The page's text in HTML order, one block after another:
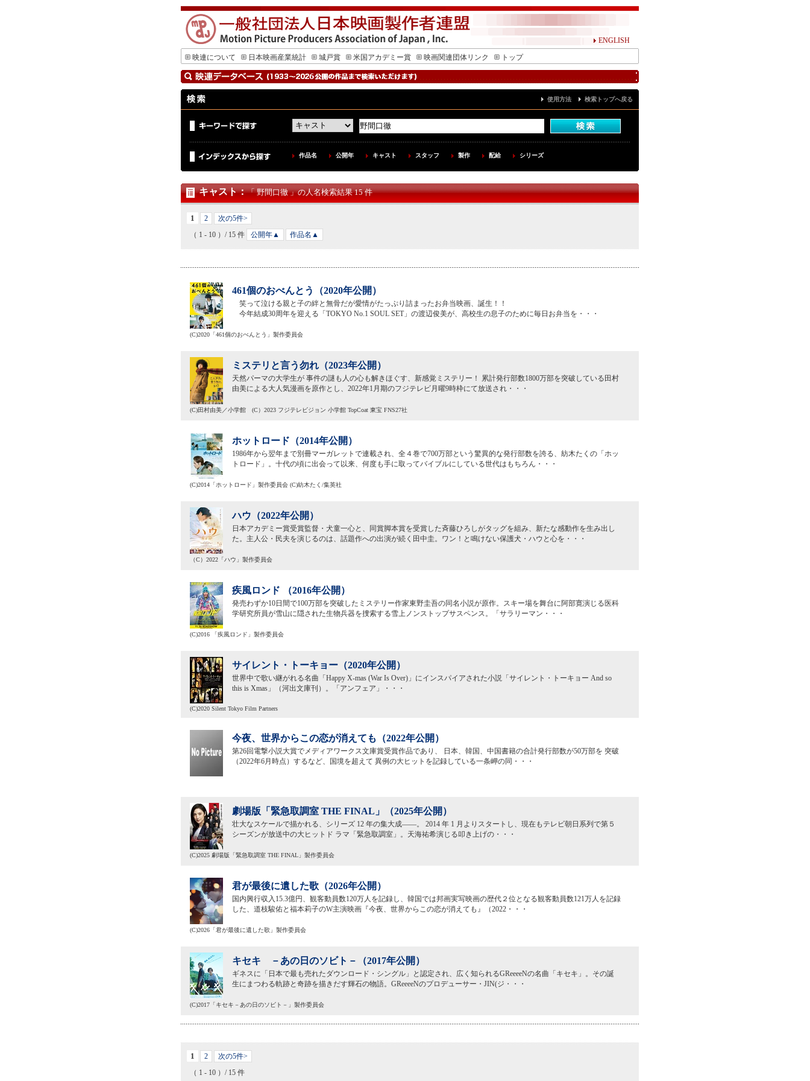
ENGLISH
映連について
日本映画産業統計 城戸賞 米国アカデミー賞 映画関連団体リンク トップ
使用方法 検索トップへ戻る
作品名 公開年 キャスト スタッフ 製作 配給 シリーズ
キャスト：「 野間口徹 」の人名検索結果 15 件
1 2
次の5件>
（ 1 - 10 ）/ 15 件
公開年▲ 作品名▲
461個のおべんとう（2020年公開）
笑って泣ける親と子の絆と無骨だが愛情がたっぷり詰まったお弁当映画、誕生！！
今年結成30周年を迎える「TOKYO No.1 SOUL SET」の渡辺俊美が、高校生の息子のために毎日お弁当を・・・
(C)2020「461個のおべんとう」製作委員会
ミステリと言う勿れ（2023年公開）
天然パーマの大学生が 事件の謎も人の心も解きほぐす、新感覚ミステリー！ 累計発行部数1800万部を突破している田村
由美による大人気漫画を原作とし、2022年1月期のフジテレビ月曜9時枠にて放送され・・・
(C)田村由美／小学館 (C）2023 フジテレビジョン 小学館 TopCoat 東宝 FNS27社
ホットロード（2014年公開）
1986年から翌年まで別冊マーガレットで連載され、全４巻で700万部という驚異的な発行部数を誇る、紡木たくの「ホッ
トロード」。十代の頃に出会って以来、何度も手に取ってバイブルにしている世代はもちろん・・・
(C)2014「ホットロード」製作委員会 (C)紡木たく/集英社
ハウ（2022年公開）
日本アカデミー賞受賞監督・犬童一心と、同賞脚本賞を受賞した斉藤ひろしがタッグを組み、新たな感動作を生み出し
た。主人公・民夫を演じるのは、話題作への出演が続く田中圭。ワン！と鳴けない保護犬・ハウと心を・・・
（C）2022「ハウ」製作委員会
疾風ロンド （2016年公開）
発売わずか10日間で100万部を突破したミステリー作家東野圭吾の同名小説が原作。スキー場を舞台に阿部寛演じる医科
学研究所員が雪山に隠された生物兵器を捜索する雪上ノンストップサスペンス。「サラリーマン・・・
(C)2016 「疾風ロンド」製作委員会
サイレント・トーキョー（2020年公開）
世界中で歌い継がれる名曲「Happy X-mas (War Is Over)」にインスパイアされた小説「サイレント・トーキョー And so
this is Xmas」（河出文庫刊）。「アンフェア」・・・
(C)2020 Silent Tokyo Film Partners
今夜、世界からこの恋が消えても（2022年公開）
第26回電撃小説大賞でメディアワークス文庫賞受賞作品であり、 日本、韓国、中国書籍の合計発行部数が50万部を 突破
（2022年6月時点）するなど、国境を超えて 異例の大ヒットを記録している一条岬の同・・・
劇場版「緊急取調室 THE FINAL」（2025年公開）
壮大なスケールで描かれる、シリーズ 12 年の集大成――。 2014 年 1 月よりスタートし、現在もテレビ朝日系列で第５
シーズンが放送中の大ヒットド ラマ「緊急取調室」。天海祐希演じる叩き上げの・・・
(C)2025 劇場版「緊急取調室 THE FINAL」製作委員会
君が最後に遺した歌（2026年公開）
国内興行収入15.3億円、観客動員数120万人を記録し、韓国では邦画実写映画の歴代２位となる観客動員数121万人を記録
した、道枝駿佑と福本莉子のW主演映画『今夜、世界からこの恋が消えても』（2022・・・
(C)2026「君が最後に遺した歌」製作委員会
キセキ －あの日のソビト－（2017年公開）
ギネスに「日本で最も売れたダウンロード・シングル」と認定され、広く知られるGReeeeNの名曲「キセキ」。その誕
生にまつわる軌跡と奇跡を描きだす輝石の物語。GReeeeNのプロデューサー・JIN(ジ・・・
(C)2017「キセキ－あの日のソビト－」製作委員会
1 2
次の5件>
（ 1 - 10 ）/ 15 件